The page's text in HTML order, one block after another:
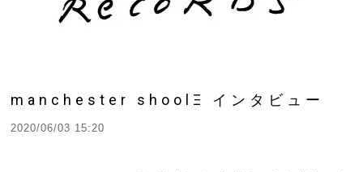
manchester shoolΞ インタビュー
2020/06/03 15:20